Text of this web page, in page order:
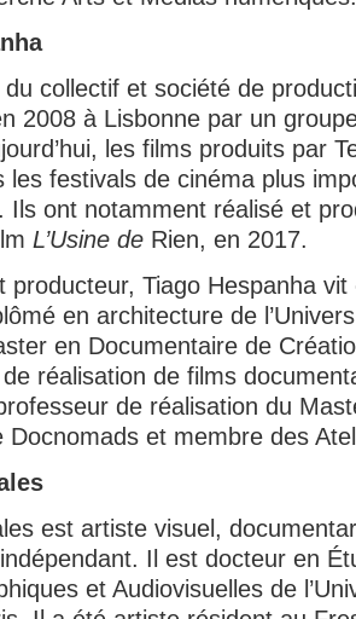
collectif et société de
2008 à Lisbonne par un
les films produits par
les festivals de cinéma plus
Ils ont notamment réalisé et
L’Usine de Rien, en 2017.
producteur, Tiago Hespanha
en architecture de
en Documentaire de
réalisation de films
de réalisation du
Docnomads et membre des
est artiste visuel,
Il est docteur en
et Audiovisuelles de